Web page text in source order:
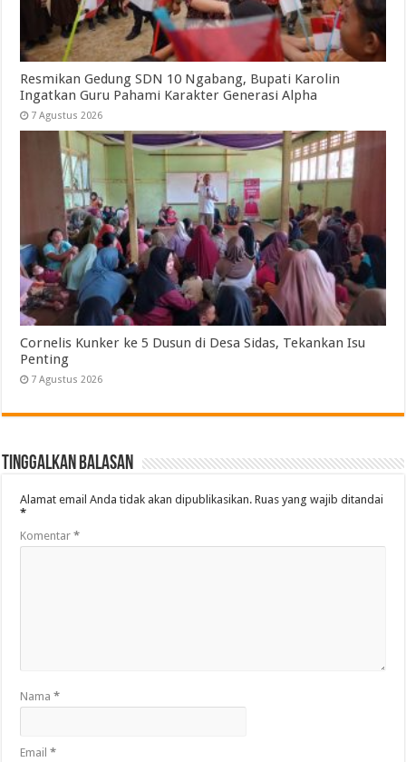
Resmikan Gedung SDN 10 Ngabang, Bupati Karolin
Ingatkan Guru Pahami Karakter Generasi Alpha
7 Agustus 2026
Cornelis Kunker ke 5 Dusun di Desa Sidas, Tekankan Isu
Penting
7 Agustus 2026
Tinggalkan Balasan
Alamat email Anda tidak akan dipublikasikan. Ruas yang wajib ditandai
*
Komentar*
Nama*
Email*